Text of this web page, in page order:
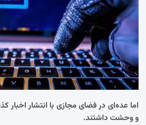
اما عده‌ای در فضای مجازی با انتشار
و وحشت داشتند.